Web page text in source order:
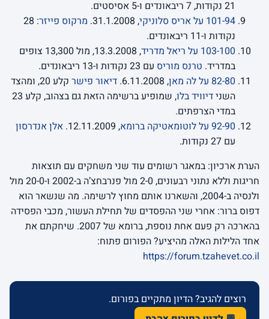
21 נקודות, 7 ריבאונדים ו-5 אסיסטים.
101-94 על אריס סלוניקי
, 31.1.2008. מרקוס פייזר : 28
נקודות ו-11 ריבאונדים.
103-100 על ריאל מדריד
, 13.3.2008, מול 13,300 צופים
במדריד. טרנס מוריס עם 23 נקודות ו-13 ריבאונדים.
82-80 על לה מאן
, 6.11.2008. דיאור פישר
קלע 20, ומהצד
השנידיוויד בלו
, שמופיע ברשימה הזאת גם בצהוב, קלע 23
במדי הצרפתים.
92-90 על לוטומאטיקה ברומא
, 12.11.2009.
אלן אנדרסון
עם 27 נקודות.
הערת ארכיון: במאגר רשומים עוד שני משחקים עם תוצאות
חריגות וללא נתוני רבעונים, 2-0 מול פנרבחצ’ה ב-2002 ו-20-0 מול
ולנסיה ב-2004, והשארנו אותם מחוץ לרשימה. מה שנשאר הוא
דפוס ברור: אחרי שני ההפסדים של תחילת העשור, מכבי הפסידה
בהארכה רק פעם אחת נוספת, ברומא של 2007. שיחקתם את
אחד הלילות האלה מהיציע? הפורום פתוח:
https://forum.tzahevet.co.il
רוצים להגיב? הדיון מתקיים בפורום.